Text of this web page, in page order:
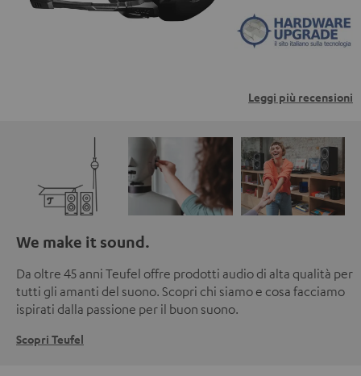
Leggi più recensioni
We make it sound.
Da oltre 45 anni Teufel offre prodotti audio di alta qualità per
tutti gli amanti del suono. Scopri chi siamo e cosa facciamo
ispirati dalla passione per il buon suono.
Scopri Teufel